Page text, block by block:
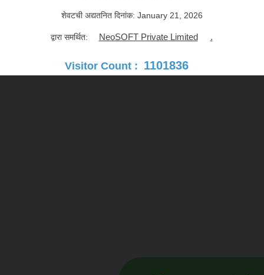
शेवटची अद्यतनित दिनांक: January 21, 2026
द्वारा समर्थित: NeoSOFT Private Limited .
Visitor Count : 1101836